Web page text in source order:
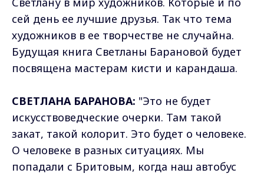
сей день ее лучшие друзья. Так что тема
художников в ее творчестве не случайна.
Будущая книга Светланы Барановой будет
посвящена мастерам кисти и карандаша.
СВЕТЛАНА БАРАНОВА: "Это не будет
искусствоведческие очерки. Там такой
закат, такой колорит. Это будет о человеке.
О человеке в разных ситуациях. Мы
попадали с Бритовым, когда наш автобус